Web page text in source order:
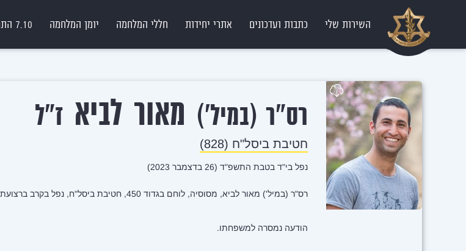
השירות שלי כתבות ועדכונים אתרי יחידות חללי המלחמה יומן המלחמה 7.10 התחקירים המבצעיים
רס"ר (במיל') מאור לביא ז"ל
חטיבת ביסל"ח (828)
נפל בי"ד בטבת התשפ"ד (26 בדצמבר 2023)
רס"ר (במיל') מאור לביא, מסוסיה, לוחם בגדוד 450, חטיבת ביסל"ח, נפל בקרב ברצועת עזה, בן 33 בנופלו.
הודעה נמסרה למשפחתו.